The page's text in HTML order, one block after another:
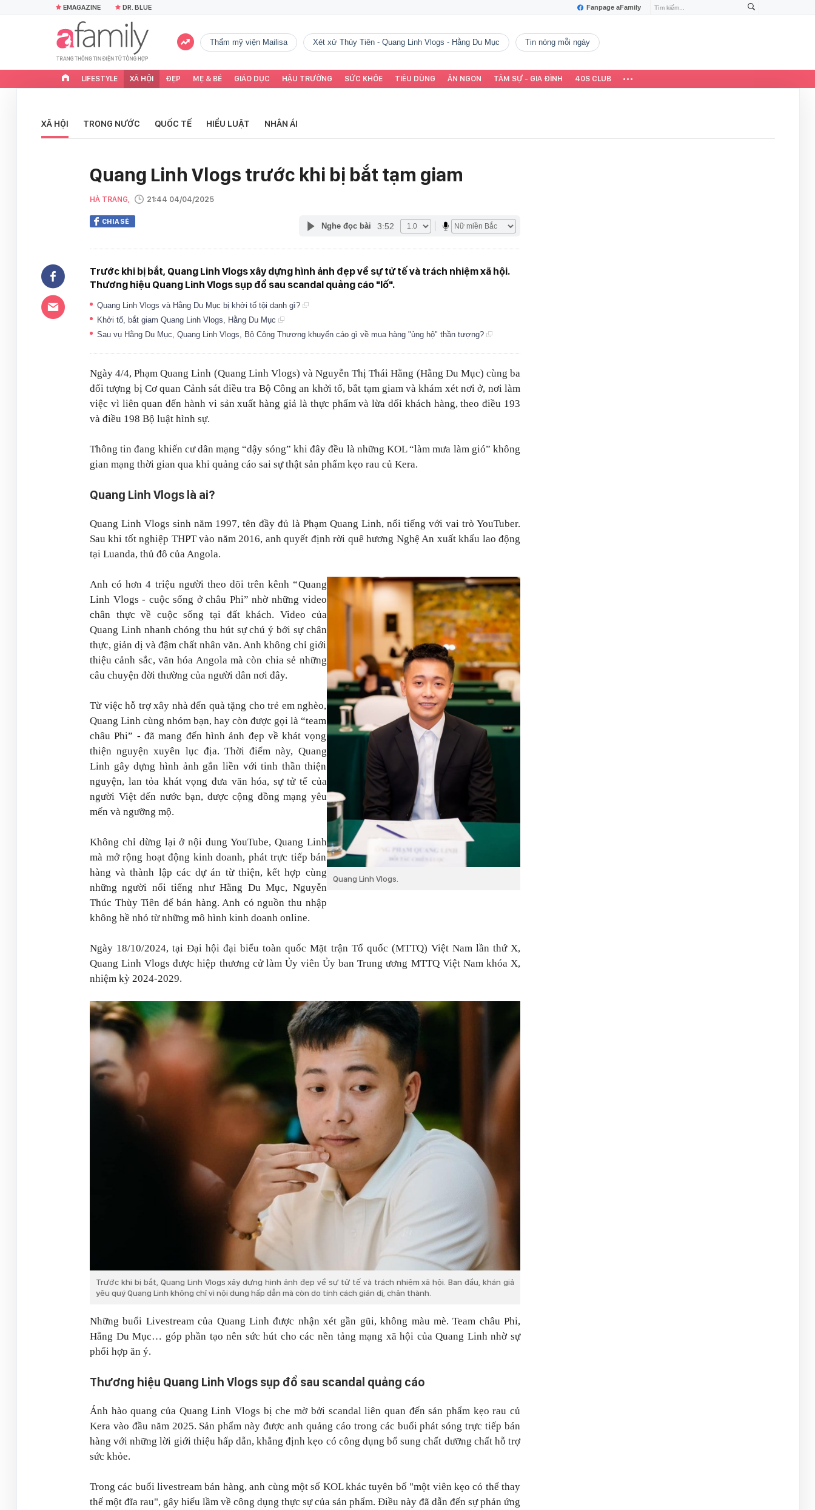
Fanpage aFamily
EMAGAZINE DR. BLUE
Thẩm mỹ viện Mailisa Xét xử Thùy Tiên - Quang Linh Vlogs - Hằng Du Mục tin nóng mỗi ngày
LIFESTYLE XÃ HỘI ĐẸP MẸ & BÉ GIÁO DỤC HẬU TRƯỜNG SỨC KHỎE TIÊU DÙNG ĂN NGON TÂM SỰ - GIA ĐÌNH 40S CLUB
XÃ HỘI TRONG NƯỚC QUỐC TẾ HIỂU LUẬT NHÂN ÁI
Quang Linh Vlogs trước khi bị bắt tạm giam
HÀ TRANG, 21:44 04/04/2025
CHIA SẺ Nghe đọc bài 3:52
Trước khi bị bắt, Quang Linh Vlogs xây dựng hình ảnh đẹp về sự tử tế và trách nhiệm xã hội.
Thương hiệu Quang Linh Vlogs sụp đổ sau scandal quảng cáo "lố".
Quang Linh Vlogs và Hằng Du Mục bị khởi tố tội danh gì?
Khởi tố, bắt giam Quang Linh Vlogs, Hằng Du Mục
Sau vụ Hằng Du Mục, Quang Linh Vlogs, Bộ Công Thương khuyến cáo gì về mua hàng "ủng hộ" thần tượng?
Ngày 4/4, Phạm Quang Linh (Quang Linh Vlogs) và Nguyễn Thị Thái Hằng (Hằng Du Mục) cùng ba
đối tượng bị Cơ quan Cảnh sát điều tra Bộ Công an khởi tố, bắt tạm giam và khám xét nơi ở, nơi làm
việc vì liên quan đến hành vi sản xuất hàng giả là thực phẩm và lừa dối khách hàng, theo điều 193
và điều 198 Bộ luật hình sự.
Thông tin đang khiến cư dân mạng “dậy sóng” khi đây đều là những KOL “làm mưa làm gió” không
gian mạng thời gian qua khi quảng cáo sai sự thật sản phẩm kẹo rau củ Kera.
Quang Linh Vlogs là ai?
Quang Linh Vlogs sinh năm 1997, tên đầy đủ là Phạm Quang Linh, nổi tiếng với vai trò YouTuber.
Sau khi tốt nghiệp THPT vào năm 2016, anh quyết định rời quê hương Nghệ An xuất khẩu lao động
tại Luanda, thủ đô của Angola.
Quang Linh Vlogs.
Anh có hơn 4 triệu người theo dõi trên kênh “Quang
Linh Vlogs - cuộc sống ở châu Phi” nhờ những video
chân thực về cuộc sống tại đất khách. Video của
Quang Linh nhanh chóng thu hút sự chú ý bởi sự chân
thực, giản dị và đậm chất nhân văn. Anh không chỉ giới
thiệu cảnh sắc, văn hóa Angola mà còn chia sẻ những
câu chuyện đời thường của người dân nơi đây.
Từ việc hỗ trợ xây nhà đến quà tặng cho trẻ em nghèo,
Quang Linh cùng nhóm bạn, hay còn được gọi là “team
châu Phi” - đã mang đến hình ảnh đẹp về khát vọng
thiện nguyện xuyên lục địa. Thời điểm này, Quang
Linh gây dựng hình ảnh gắn liền với tinh thần thiện
nguyện, lan tỏa khát vọng đưa văn hóa, sự tử tế của
người Việt đến nước bạn, được cộng đồng mạng yêu
mến và ngưỡng mộ.
Không chỉ dừng lại ở nội dung YouTube, Quang Linh
mà mở rộng hoạt động kinh doanh, phát trực tiếp bán
hàng và thành lập các dự án từ thiện, kết hợp cùng
những người nổi tiếng như Hằng Du Mục, Nguyễn
Thúc Thùy Tiên để bán hàng. Anh có nguồn thu nhập
không hề nhỏ từ những mô hình kinh doanh online.
Ngày 18/10/2024, tại Đại hội đại biểu toàn quốc Mặt trận Tổ quốc (MTTQ) Việt Nam lần thứ X,
Quang Linh Vlogs được hiệp thương cử làm Ủy viên Ủy ban Trung ương MTTQ Việt Nam khóa X,
nhiệm kỳ 2024-2029.
Trước khi bị bắt, Quang Linh Vlogs xây dựng hình ảnh đẹp về sự tử tế và trách nhiệm xã hội. Ban đầu, khán giả
yêu quý Quang Linh không chỉ vì nội dung hấp dẫn mà còn do tính cách giản dị, chân thành.
Những buổi Livestream của Quang Linh được nhận xét gần gũi, không màu mè. Team châu Phi,
Hằng Du Mục… góp phần tạo nên sức hút cho các nền tảng mạng xã hội của Quang Linh nhờ sự
phối hợp ăn ý.
Thương hiệu Quang Linh Vlogs sụp đổ sau scandal quảng cáo
Ánh hào quang của Quang Linh Vlogs bị che mờ bởi scandal liên quan đến sản phẩm kẹo rau củ
Kera vào đầu năm 2025. Sản phẩm này được anh quảng cáo trong các buổi phát sóng trực tiếp bán
hàng với những lời giới thiệu hấp dẫn, khẳng định kẹo có công dụng bổ sung chất dưỡng chất hỗ trợ
sức khỏe.
Trong các buổi livestream bán hàng, anh cùng một số KOL khác tuyên bố "một viên kẹo có thể thay
thế một đĩa rau", gây hiểu lầm về công dụng thực sự của sản phẩm. Điều này đã dẫn đến sự phản ứng